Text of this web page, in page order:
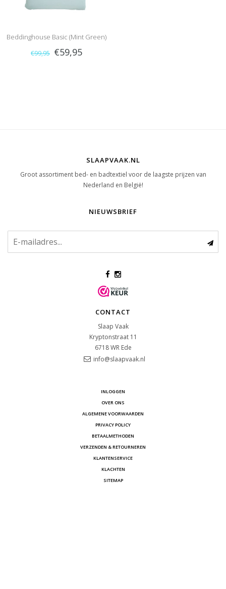
Beddinghouse Basic (Mint Green)
€99,95 €59,95
SLAAPVAAK.NL
Groot assortiment bed- en badtextiel voor de laagste prijzen van
Nederland en België!
NIEUWSBRIEF
CONTACT
Slaap Vaak
Kryptonstraat 11
6718 WR Ede
info@slaapvaak.nl
INLOGGEN
OVER ONS
ALGEMENE VOORWAARDEN
PRIVACY POLICY
BETAALMETHODEN
VERZENDEN & RETOURNEREN
KLANTENSERVICE
KLACHTEN
SITEMAP